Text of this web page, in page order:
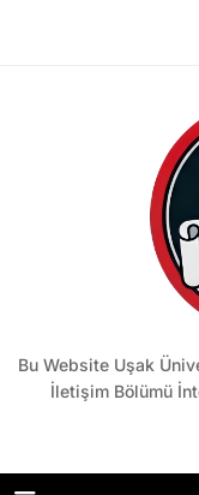
Basın Medya
Bu Website Uşak
İletişim Bölümü